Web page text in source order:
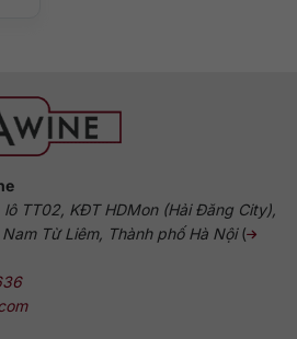
lô TT02, KĐT HDMon (Hải Đăng City),
Từ Liêm, Thành phố Hà Nội(